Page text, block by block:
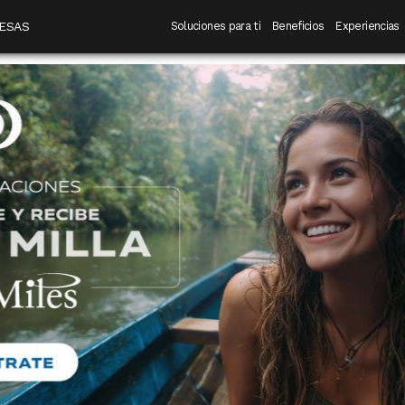
Navegación principal
Soluciones para ti Beneficios Experiencias